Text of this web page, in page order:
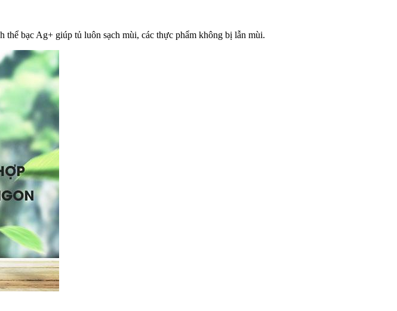
bạc Ag+ giúp tủ luôn sạch mùi, các thực phẩm không bị lẫn mùi.